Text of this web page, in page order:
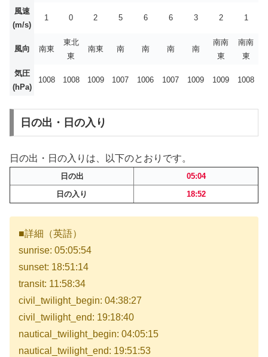
風速
(m/s)
1 0 2 5 6 6 3 2 1
風向 南東
東北
東
南東 南 南 南 南
南南
東
南南
東
気圧
(hPa)
1008 1008 1009 1007 1006 1007 1009 1009 1008
日の出・日の入り
日の出・日の入りは、以下のとおりです。
日の出
05:04
日の入り
18:52
■詳細（英語）
sunrise: 05:05:54
sunset: 18:51:14
transit: 11:58:34
civil_twilight_begin: 04:38:27
civil_twilight_end: 19:18:40
nautical_twilight_begin: 04:05:15
nautical_twilight_end: 19:51:53